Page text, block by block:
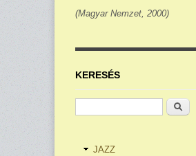
(Magyar Nemzet, 2000)
KERESÉS
Keresés
JAZZ